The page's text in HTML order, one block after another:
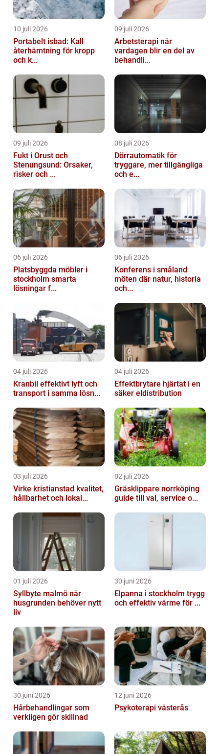
10 juli 2026
Portabelt isbad: Kall
återhämtning för kropp
och k...
09 juli 2026
Arbetsterapi när
vardagen blir en del av
behandli...
09 juli 2026
Fukt i Orust och
Stenungsund: Orsaker,
risker och ...
08 juli 2026
Dörrautomatik för
tryggare, mer tillgängliga
och e...
06 juli 2026
Platsbyggda möbler i
stockholm smarta
lösningar f...
06 juli 2026
Konferens i småland
möten där natur, historia
och...
04 juli 2026
Kranbil effektivt lyft och
transport i samma lösn...
04 juli 2026
Effektbrytare hjärtat i en
säker eldistribution
03 juli 2026
Virke kristianstad kvalitet,
hållbarhet och lokal...
02 juli 2026
Gräsklippare norrköping
guide till val, service o...
01 juli 2026
Syllbyte malmö när
husgrunden behöver nytt
liv
30 juni 2026
Elpanna i stockholm trygg
och effektiv värme för ...
30 juni 2026
Hårbehandlingar som
verkligen gör skillnad
12 juni 2026
Psykoterapi västerås